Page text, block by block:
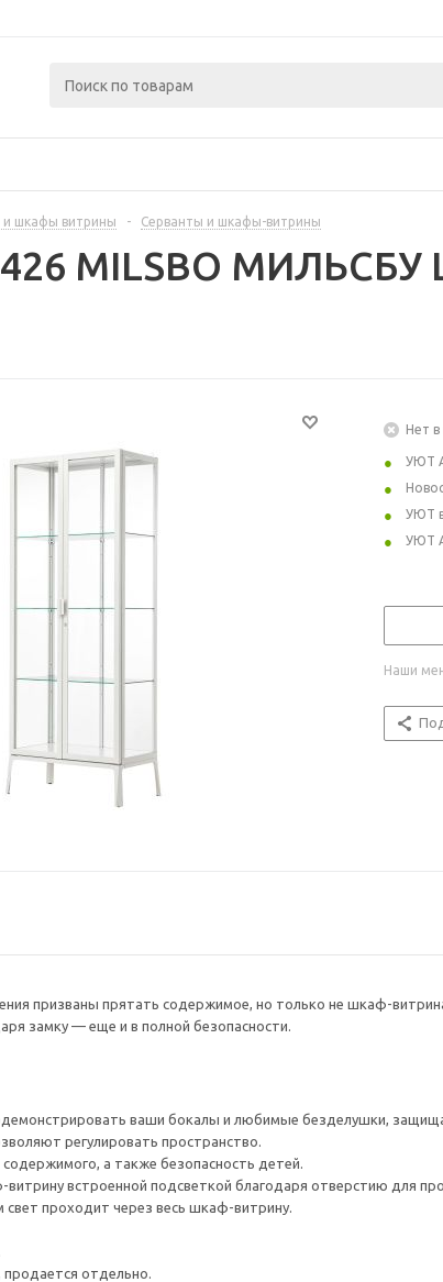
и шкафы витрины - Серванты и шкафы-витрины
MILSBO
Нет в
УЮТ
УЮТ
УЮТ
Наши
призваны прятать содержимое, но только не шкаф-
замку — еще и в полной безопасности.
ваши бокалы и любимые безделушки,
регулировать пространство.
а также безопасность детей.
встроенной подсветкой благодаря отверстию для
свет проходит через весь шкаф-витрину.
отдельно.